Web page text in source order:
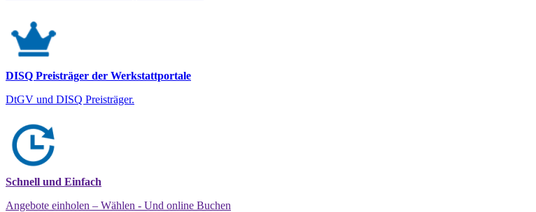
DISQ Preisträger der Werkstattportale
DtGV und DISQ Preisträger.
Schnell und Einfach
Angebote einholen – Wählen - Und online Buchen